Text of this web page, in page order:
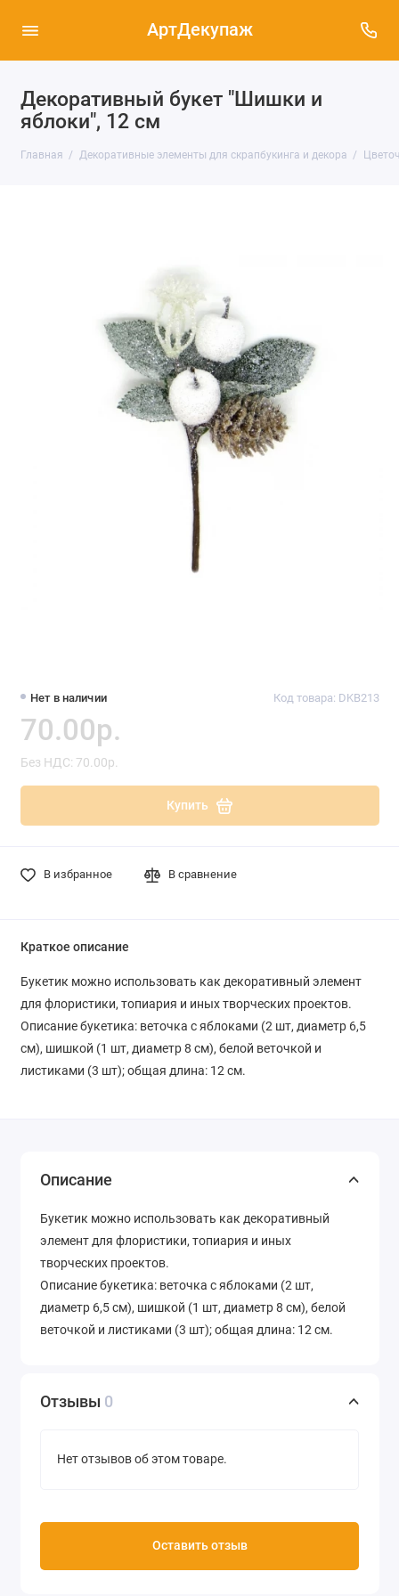
АртДекупаж
Декоративный букет "Шишки и
яблоки", 12 см
Главная Декоративные элементы для скрапбукинга и декора
Нет в наличии Код товара: DKB213
70.00р.
Без НДС: 70.00р.
Купить
В избранное В сравнение
Краткое описание
Букетик можно использовать как декоративный элемент
для флористики, топиария и иных творческих проектов.
Описание букетика: веточка с яблоками (2 шт, диаметр 6,5
см), шишкой (1 шт, диаметр 8 см), белой веточкой и
листиками (3 шт); общая длина: 12 см.
Описание
Букетик можно использовать как декоративный
элемент для флористики, топиария и иных
творческих проектов.
Описание букетика: веточка с яблоками (2 шт,
диаметр 6,5 см), шишкой (1 шт, диаметр 8 см), белой
веточкой и листиками (3 шт); общая длина: 12 см.
Отзывы 0
Нет отзывов об этом товаре.
Оставить отзыв